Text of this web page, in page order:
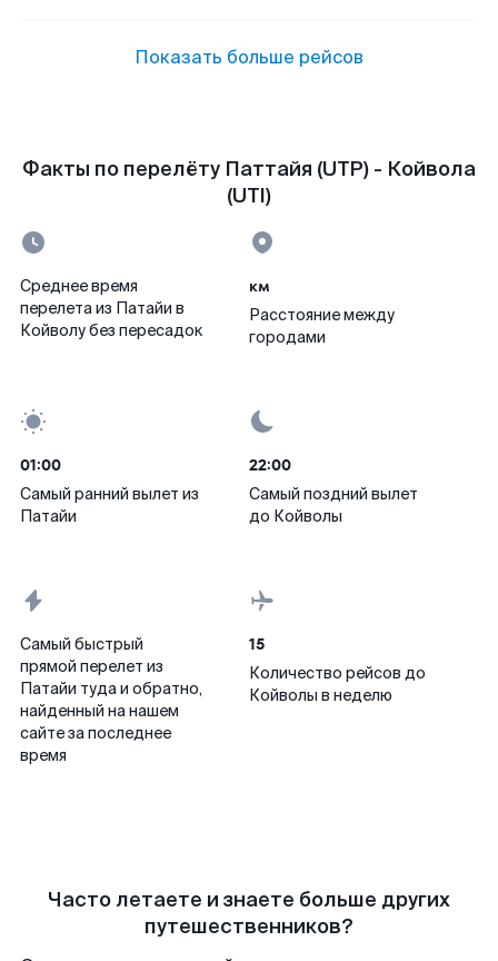
Показать больше рейсов
Факты по перелёту Паттайя (UTP) - Койвола
(UTI)
Среднее время
перелета из Патайи в
Койволу без пересадок
км
Расстояние между
городами
01:00
Самый ранний вылет из
Патайи
22:00
Самый поздний вылет
до Койволы
Самый быстрый
прямой перелет из
Патайи туда и обратно,
найденный на нашем
сайте за последнее
время
15
Количество рейсов до
Койволы в неделю
Часто летаете и знаете больше других
путешественников?